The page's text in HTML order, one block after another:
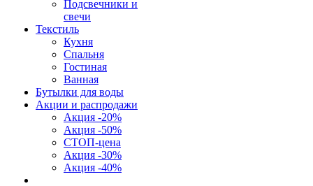
Подсвечники и
свечи
Текстиль
Кухня
Спальня
Гостиная
Ванная
Бутылки для воды
Акции и распродажи
Акция -20%
Акция -50%
СТОП-цена
Акция -30%
Акция -40%